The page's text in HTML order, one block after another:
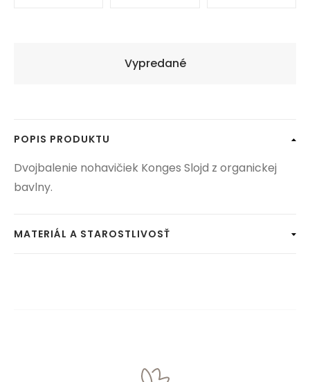
Vypredané
POPIS PRODUKTU
Dvojbalenie nohavičiek Konges Slojd z organickej
bavlny.
MATERIÁL A STAROSTLIVOSŤ